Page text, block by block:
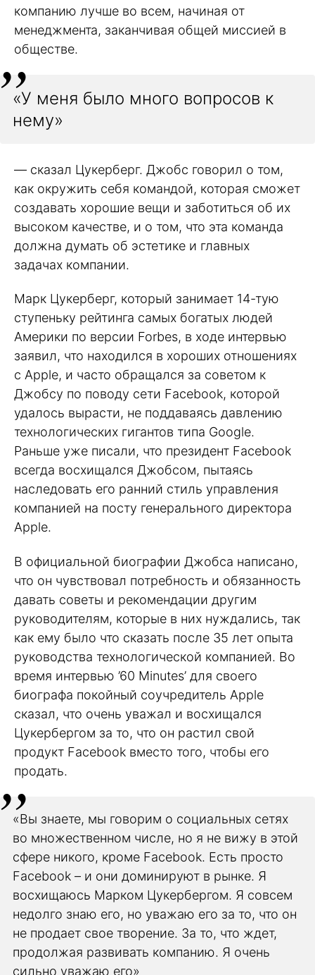
компанию лучше во всем, начиная от
менеджмента, заканчивая общей миссией в
обществе.
«У меня было много вопросов к
нему»
— сказал Цукерберг. Джобс говорил о том,
как окружить себя командой, которая сможет
создавать хорошие вещи и заботиться об их
высоком качестве, и о том, что эта команда
должна думать об эстетике и главных
задачах компании.
Марк Цукерберг, который занимает 14-тую
ступеньку рейтинга самых богатых людей
Америки по версии Forbes, в ходе интервью
заявил, что находился в хороших отношениях
с Apple, и часто обращался за советом к
Джобсу по поводу сети Facebook, которой
удалось вырасти, не поддаваясь давлению
технологических гигантов типа Google.
Раньше уже писали, что президент Facebook
всегда восхищался Джобсом, пытаясь
наследовать его ранний стиль управления
компанией на посту генерального директора
Apple.
В официальной биографии Джобса написано,
что он чувствовал потребность и обязанность
давать советы и рекомендации другим
руководителям, которые в них нуждались, так
как ему было что сказать после 35 лет опыта
руководства технологической компанией. Во
время интервью ’60 Minutes’ для своего
биографа покойный соучредитель Apple
сказал, что очень уважал и восхищался
Цукербергом за то, что он растил свой
продукт Facebook вместо того, чтобы его
продать.
«Вы знаете, мы говорим о социальных сетях
во множественном числе, но я не вижу в этой
сфере никого, кроме Facebook. Есть просто
Facebook – и они доминируют в рынке. Я
восхищаюсь Марком Цукербергом. Я совсем
недолго знаю его, но уважаю его за то, что он
не продает свое творение. За то, что ждет,
продолжая развивать компанию. Я очень
сильно уважаю его»